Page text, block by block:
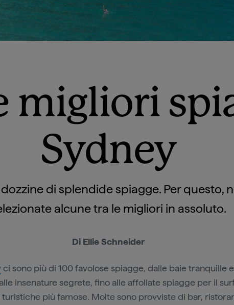
migliori
Sydney
di splendide spiagge. Per questo,
alcune tra le migliori in assoluto.
Di Ellie Schneider
ci sono più di 100 favolose spiagge, dalle baie tranquille e
insenature segrete, fino alle affollate spiagge per il
turistiche più famose. Molte sono provviste di bar,